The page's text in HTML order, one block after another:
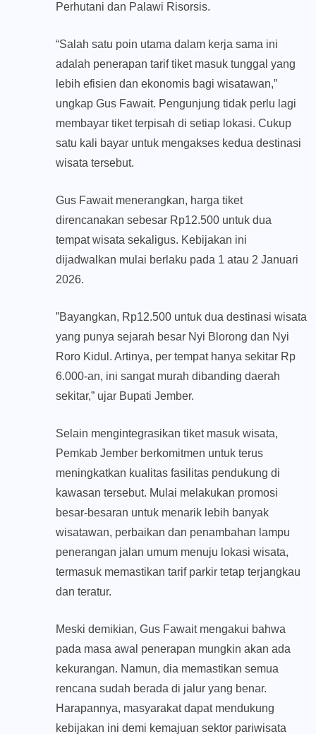
Perhutani dan Palawi Risorsis.
“​Salah satu poin utama dalam kerja sama ini
adalah penerapan tarif tiket masuk tunggal yang
lebih efisien dan ekonomis bagi wisatawan,”
ungkap Gus Fawait. Pengunjung tidak perlu lagi
membayar tiket terpisah di setiap lokasi. Cukup
satu kali bayar untuk mengakses kedua destinasi
wisata tersebut.
Gus Fawait menerangkan, harga tiket
direncanakan sebesar Rp12.500 untuk dua
tempat wisata sekaligus. Kebijakan ini
dijadwalkan mulai berlaku pada 1 atau 2 Januari
2026.
​”Bayangkan, Rp12.500 untuk dua destinasi wisata
yang punya sejarah besar Nyi Blorong dan Nyi
Roro Kidul. Artinya, per tempat hanya sekitar Rp
6.000-an, ini sangat murah dibanding daerah
sekitar,” ujar Bupati Jember.
​Selain mengintegrasikan tiket masuk wisata,
Pemkab Jember berkomitmen untuk terus
meningkatkan kualitas fasilitas pendukung di
kawasan tersebut. Mulai melakukan promosi
besar-besaran untuk menarik lebih banyak
wisatawan, perbaikan dan penambahan lampu
penerangan jalan umum menuju lokasi wisata,
termasuk memastikan tarif parkir tetap terjangkau
dan teratur.
​Meski demikian, Gus Fawait mengakui bahwa
pada masa awal penerapan mungkin akan ada
kekurangan. Namun, dia memastikan semua
rencana sudah berada di jalur yang benar.
Harapannya, masyarakat dapat mendukung
kebijakan ini demi kemajuan sektor pariwisata